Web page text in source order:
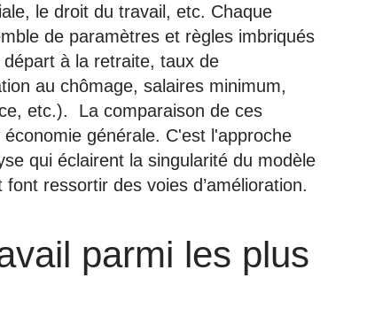
le droit du travail, etc. Chaque
de paramètres et règles imbriqués
à la retraite, taux de
au chômage, salaires minimum,
etc.). La comparaison de ces
générale. C'est l'approche
qui éclairent la singularité du modèle
ressortir des voies d’amélioration.
parmi les plus